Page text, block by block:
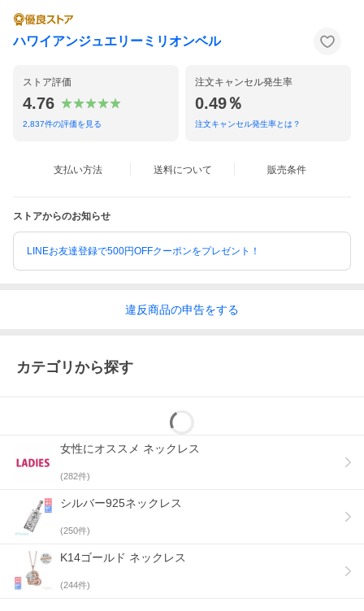
ハワイアンジュエリーミリオンベル
ストア評価
4.76
2,837件の評価を見る
注文キャンセル発生率
0.49％
注文キャンセル発生率とは？
支払い方法 送料について 販売条件
ストアからのお知らせ
LINEお友達登録で500円OFFクーポンをプレゼント！
違反商品の申告をする
カテゴリから探す
女性にオススメ ネックレス
(282件)
シルバー925ネックレス
(250件)
K14ゴールド ネックレス
(244件)